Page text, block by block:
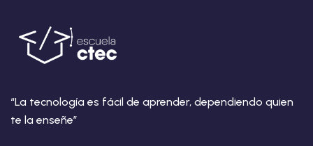
“La tecnología es fácil de aprender, dependiendo quien
te la enseñe”